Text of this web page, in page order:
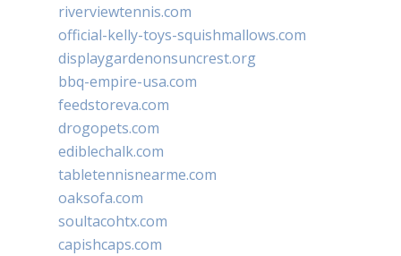
riverviewtennis.com
official-kelly-toys-squishmallows.com
displaygardenonsuncrest.org
bbq-empire-usa.com
feedstoreva.com
drogopets.com
ediblechalk.com
tabletennisnearme.com
oaksofa.com
soultacohtx.com
capishcaps.com